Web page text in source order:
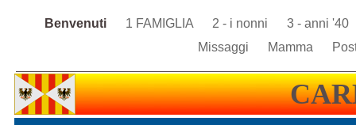
Benvenuti 1 FAMIGLIA 2 - i nonni
3 - anni '40
Missaggi
Mamma